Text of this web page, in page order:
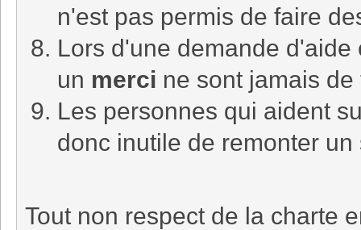
n'est pas permis de faire
Lors d'une demande
un merci ne sont jamais de
Les personnes qui aident
donc inutile de remonter
Tout non respect de la charte